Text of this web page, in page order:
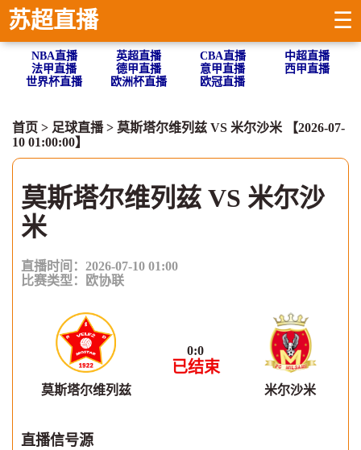
苏超直播 ☰
NBA直播 英超直播 CBA直播
中超直播
法甲直播
德甲直播 意甲直播
西甲直播
世界杯直播
欧洲杯直播 欧冠直播
首页 > 足球直播> 莫斯塔尔维列兹 VS 米尔沙米 【2026-07-
10 01:00:00】
莫斯塔尔维列兹 VS 米尔沙
米
直播时间：2026-07-10 01:00
比赛类型：
欧协联
莫斯塔尔维列兹
0:0
已结束
米尔沙米
直播信号源